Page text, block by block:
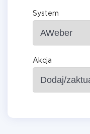
System
Akcja